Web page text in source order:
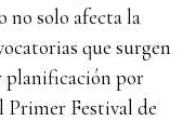
no solo afecta la
que surgen
planificación por
Primer Festival de